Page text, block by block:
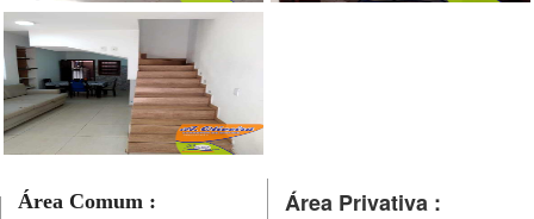
Área Comum : Área Privativa :